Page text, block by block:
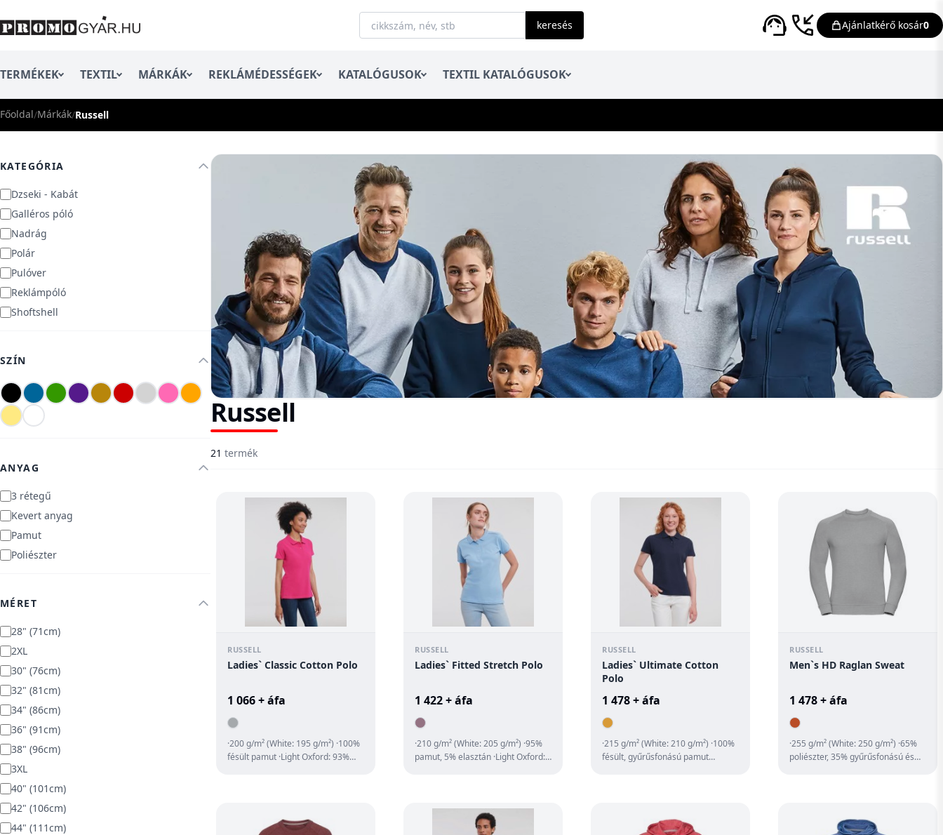
keresés Ajánlatkérő kosár0
TERMÉKEK TEXTIL MÁRKÁK REKLÁMÉDESSÉGEK KATALÓGUSOK TEXTIL KATALÓGUSOK
Főoldal/Márkák/Russell
KATEGÓRIA
Dzseki - Kabát
Galléros póló
Nadrág
Polár
Pulóver
Reklámpóló
Shoftshell
SZÍN
ANYAG
3 rétegű
Kevert anyag
Pamut
Poliészter
MÉRET
28" (71cm)
2XL
30" (76cm)
32" (81cm)
34" (86cm)
36" (91cm)
38" (96cm)
3XL
40" (101cm)
42" (106cm)
44" (111cm)
Russell
21 termék
RUSSELL
Ladies` Classic Cotton Polo
1 066 + áfa
·200 g/m² (White: 195 g/m²) ·100%
fésült pamut ·Light Oxford: 93%
RUSSELL
Ladies` Fitted Stretch Polo
1 422 + áfa
·210 g/m² (White: 205 g/m²) ·95%
pamut, 5% elasztán ·Light Oxford:
RUSSELL
Ladies` Ultimate Cotton
Polo
1 478 + áfa
·215 g/m² (White: 210 g/m²) ·100%
fésült, gyűrűsfonású pamut
RUSSELL
Men`s HD Raglan Sweat
1 478 + áfa
·255 g/m² (White: 250 g/m²) ·65%
poliészter, 35% gyűrűsfonású és